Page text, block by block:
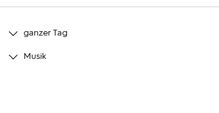
Bilder
ganzer Tag
Musik